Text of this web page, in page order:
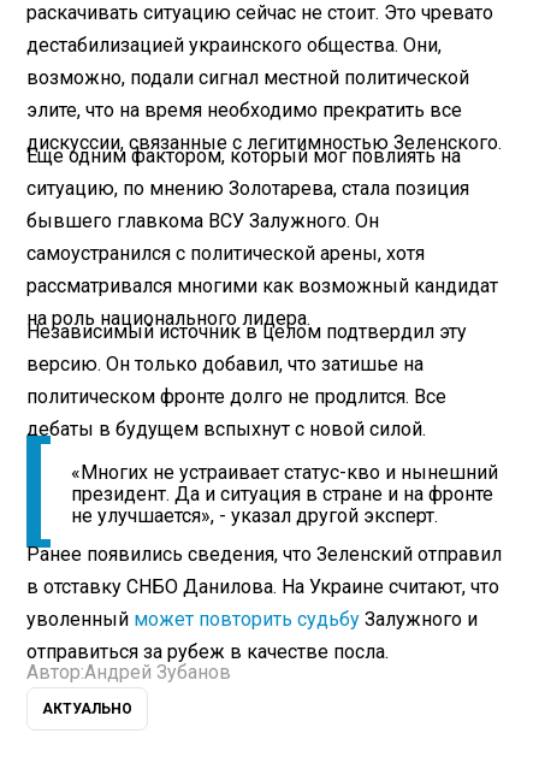
раскачивать ситуацию сейчас не стоит. Это чревато
дестабилизацией украинского общества. Они,
возможно, подали сигнал местной политической
элите, что на время необходимо прекратить все
дискуссии, связанные с легитимностью Зеленского.
Еще одним фактором, который мог повлиять на
ситуацию, по мнению Золотарева, стала позиция
бывшего главкома ВСУ Залужного. Он
самоустранился с политической арены, хотя
рассматривался многими как возможный кандидат
на роль национального лидера.
Независимый источник в целом подтвердил эту
версию. Он только добавил, что затишье на
политическом фронте долго не продлится. Все
дебаты в будущем вспыхнут с новой силой.
«Многих не устраивает статус-кво и нынешний
президент. Да и ситуация в стране и на фронте
не улучшается», - указал другой эксперт.
Ранее появились сведения, что Зеленский отправил
в отставку СНБО Данилова. На Украине считают, что
уволенный может повторить судьбу Залужного и
отправиться за рубеж в качестве посла.
Автор:Андрей Зубанов
АКТУАЛЬНО